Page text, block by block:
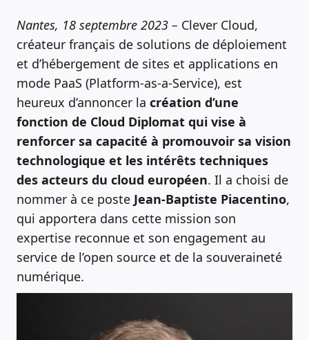
Nantes, 18 septembre 2023 – Clever Cloud,
créateur français de solutions de déploiement
et d’hébergement de sites et applications en
mode PaaS (Platform-as-a-Service), est
heureux d’annoncer la création d’une
fonction de Cloud Diplomat qui vise à
renforcer sa capacité à promouvoir sa vision
technologique et les intérêts techniques
des acteurs du cloud européen. Il a choisi de
nommer à ce poste Jean-Baptiste Piacentino,
qui apportera dans cette mission son
expertise reconnue et son engagement au
service de l’open source et de la souveraineté
numérique.